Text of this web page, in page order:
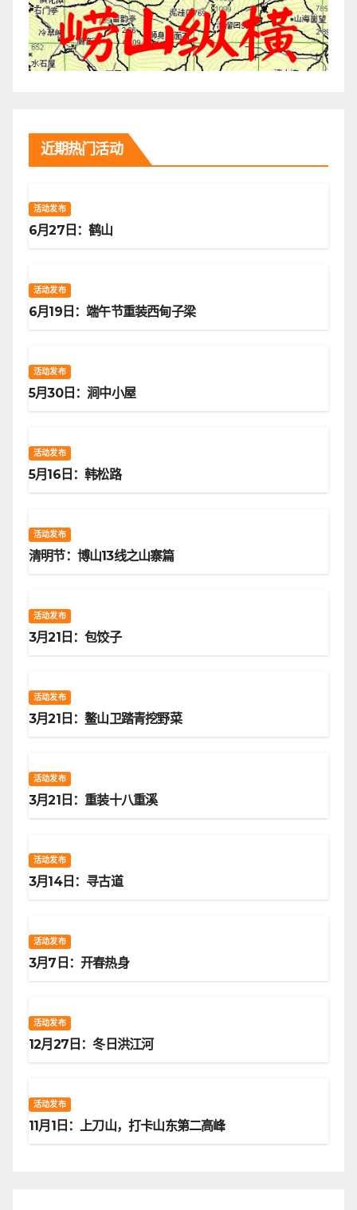
近期热门活动
活动发布
6月27日：鹤山
活动发布
6月19日：端午节重装西甸子梁
活动发布
5月30日：涧中小屋
活动发布
5月16日：韩松路
活动发布
清明节：博山13线之山寨篇
活动发布
3月21日：包饺子
活动发布
3月21日：鳌山卫踏青挖野菜
活动发布
3月21日：重装十八重溪
活动发布
3月14日：寻古道
活动发布
3月7日：开春热身
活动发布
12月27日：冬日洪江河
活动发布
11月1日：上刀山，打卡山东第二高峰